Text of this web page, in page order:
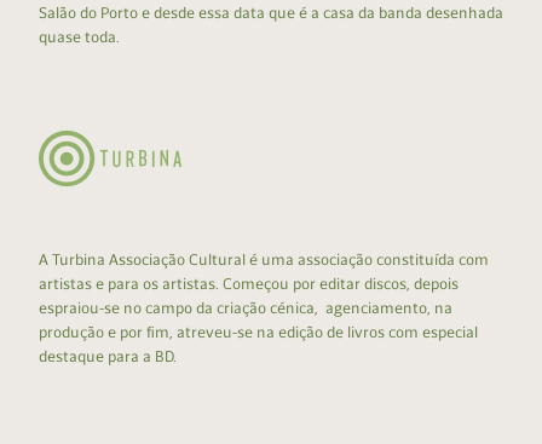
Salão do Porto e desde essa data que é a casa da banda desenhada
quase toda.
A Turbina Associação Cultural é uma associação constituída com
artistas e para os artistas. Começou por editar discos, depois
espraiou-se no campo da criação cénica, agenciamento, na
produção e por fim, atreveu-se na edição de livros com especial
destaque para a BD.